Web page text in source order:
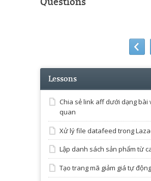
Lessons
Chia sẻ link aff dưới dạng bài
quan
Xử lý file datafeed trong
Lập danh sách sản phẩm từ
Tạo trang mã giảm giá tự